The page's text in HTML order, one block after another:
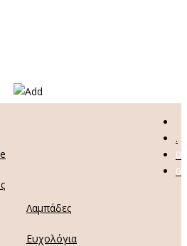
Λαμπάδες
Ευχολόγια
.
0
0